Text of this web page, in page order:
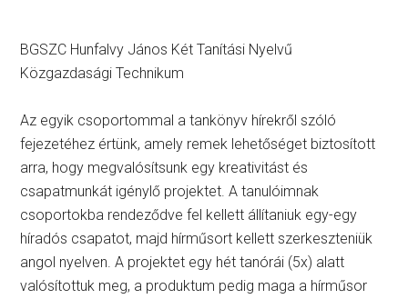
BGSZC Hunfalvy János Két Tanítási Nyelvű
Közgazdasági Technikum
Az egyik csoportommal a tankönyv hírekről szóló
fejezetéhez értünk, amely remek lehetőséget biztosított
arra, hogy megvalósítsunk egy kreativitást és
csapatmunkát igénylő projektet. A tanulóimnak
csoportokba rendeződve fel kellett állítaniuk egy-egy
híradós csapatot, majd hírműsort kellett szerkeszteniük
angol nyelven. A projektet egy hét tanórái (5x) alatt
valósítottuk meg, a produktum pedig maga a hírműsor